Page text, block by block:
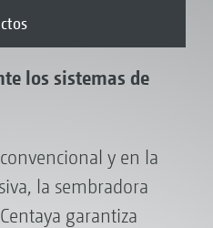
los sistemas de
y en la
la sembradora
garantiza